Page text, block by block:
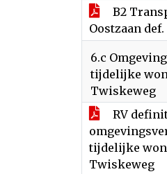
B2
Oostzaan def.
6.c
tijdelijke
Twiskeweg
RV
tijdelijke
Twiskeweg